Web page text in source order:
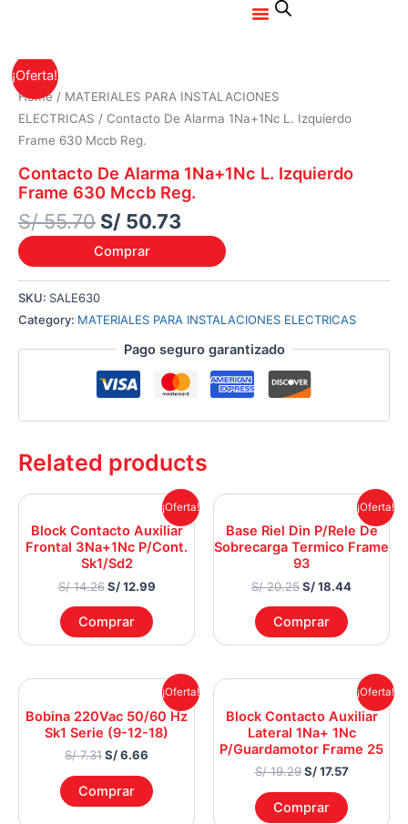
Menu
¡Oferta!
Home / MATERIALES PARA INSTALACIONES
ELECTRICAS / Contacto De Alarma 1Na+1Nc L. Izquierdo
Frame 630 Mccb Reg.
Contacto De Alarma 1Na+1Nc L. Izquierdo
Frame 630 Mccb Reg.
S/55.70
price
was:
S/ 55.70.
S/ 50.73
price
is:
Comprar
SKU: SALE630
Category: MATERIALES PARA INSTALACIONES ELECTRICAS
Pago seguro garantizado
Related products
¡Oferta!
Block Contacto Auxiliar
Frontal 3Na+1Nc P/Cont.
Sk1/Sd2
S/14.26
was:
S/ 14.26.
S/12.99
Current
price
is:
S/ 12.99.
Comprar
¡Oferta!
Base Riel Din P/Rele De
Sobrecarga Termico Frame
93
S/20.25
was:
S/ 20.25.
S/18.44
Current
price
is:
S/ 18.44.
Comprar
¡Oferta!
Bobina 220Vac 50/60 Hz
Sk1 Serie (9-12-18)
S/7.31
was:
S/ 7.31.
S/6.66
Current
price
is:
S/ 6.66.
Comprar
¡Oferta!
Block Contacto Auxiliar
Lateral 1Na+ 1Nc
P/Guardamotor Frame 25
S/19.29
was:
S/ 19.29.
S/17.57
Current
price
is:
S/ 17.57.
Comprar